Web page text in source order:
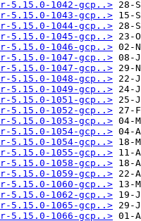
5.15.0-1042-gcp..>
5.15.0-1043-gcp..>
5.15.0-1044-gcp..>
5.15.0-1045-gcp..>
5.15.0-1046-gcp..>
5.15.0-1047-gcp..>
5.15.0-1047-gcp..>
5.15.0-1048-gcp..>
5.15.0-1049-gcp..>
5.15.0-1051-gcp..>
5.15.0-1052-gcp..>
5.15.0-1053-gcp..>
5.15.0-1054-gcp..>
5.15.0-1054-gcp..>
5.15.0-1055-gcp..>
5.15.0-1058-gcp..>
5.15.0-1059-gcp..>
5.15.0-1060-gcp..>
5.15.0-1062-gcp..>
5.15.0-1065-gcp..>
5.15.0-1066-gcp..>